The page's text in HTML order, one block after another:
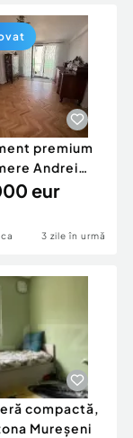
premium
Andrei
bloc tip vila
eur
3 zile în urmă
compactă,
Mureșeni